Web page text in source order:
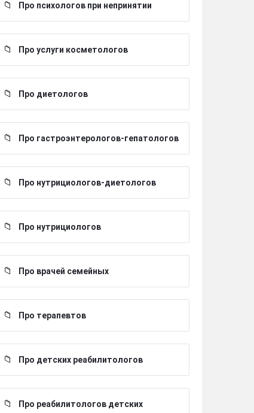
Про психологов при непринятии
Про услуги косметологов
Про диетологов
Про гастроэнтерологов-гепатологов
Про нутрициологов-диетологов
Про нутрициологов
Про врачей семейных
Про терапевтов
Про детских реабилитологов
Про реабилитологов детских